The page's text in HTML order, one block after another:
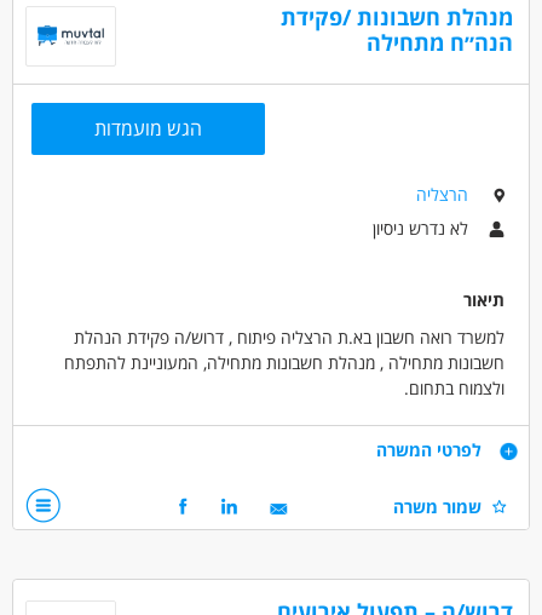
מנהלת חשבונות /פקידת
הנה״ח מתחילה
הגש מועמדות
הרצליה
לא נדרש ניסיון
תיאור
למשרד רואה חשבון בא.ת הרצליה פיתוח , דרוש/ה פקידת הנהלת
חשבונות מתחילה , מנהלת חשבונות מתחילה, המעוניינת להתפתח
ולצמוח בתחום.
דרישות
אפשרות ללא ניסיון
חשבונאות וכספים - מנהל/ת חשבונות
לפרטי המשרה
שמור משרה